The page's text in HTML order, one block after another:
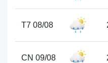
T7 08/08
CN 09/08